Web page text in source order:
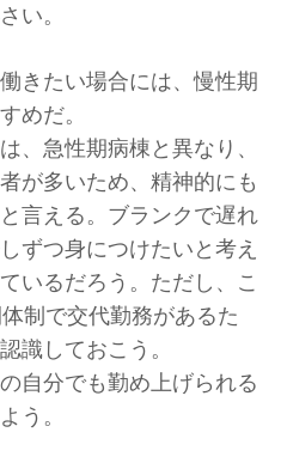
い。
きたい場合には、慢性期
めだ。
、急性期病棟と異なり、
が多いため、精神的にも
言える。ブランクで遅れ
ずつ身につけたいと考え
いるだろう。ただし、こ
制で交代勤務があるた
識しておこう。
自分でも勤め上げられる
う。